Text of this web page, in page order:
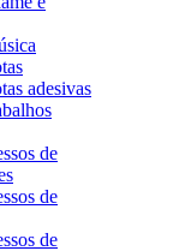
adesivas
de
de
de